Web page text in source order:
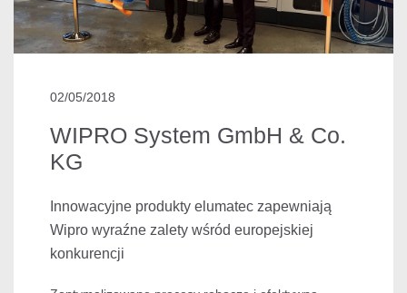
02/05/2018
WIPRO System GmbH & Co.
KG
Innowacyjne produkty elumatec zapewniają
Wipro wyraźne zalety wśród europejskiej
konkurencji